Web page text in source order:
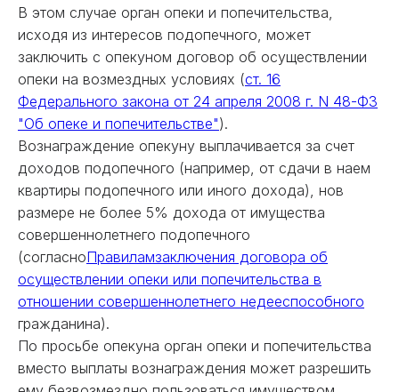
В этом случае орган опеки и попечительства,
исходя из интересов подопечного, может
заключить с опекуном договор об осуществлении
опеки на возмездных условиях (ст. 16
Федерального закона от 24 апреля 2008 г. N 48-ФЗ
"Об опеке и попечительстве").
Вознаграждение опекуну выплачивается за счет
доходов подопечного (например, от сдачи в наем
квартиры подопечного или иного дохода), нов
размере не более 5% дохода от имущества
совершеннолетнего подопечного
(согласноПравиламзаключения договора об
осуществлении опеки или попечительства в
отношении совершеннолетнего недееспособного
гражданина).
По просьбе опекуна орган опеки и попечительства
вместо выплаты вознаграждения может разрешить